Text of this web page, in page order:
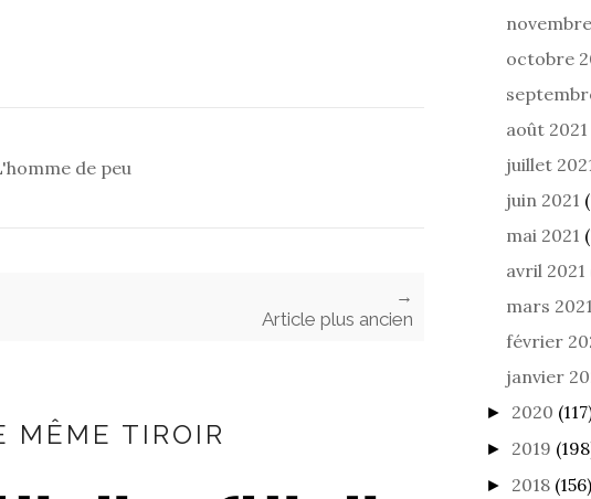
de peu
→
Article plus ancien
MÊME TIROIR
octobre
août 2021
juillet
juin 2021
mai 2021
avril 2021
mars 2021
février
janvier
► 2020
► 2019
► 2018 (156)